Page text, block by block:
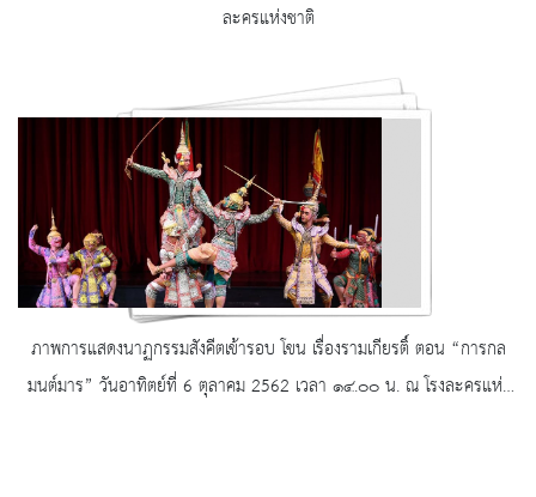
ละครแห่งชาติ
ภาพการแสดงนาฏกรรมสังคีตเข้ารอบ โขน เรื่องรามเกียรติ์ ตอน “การกล
มนต์มาร” วันอาทิตย์ที่ 6 ตุลาคม 2562 เวลา ๑๔.๐๐ น. ณ โรงละครแห่ง